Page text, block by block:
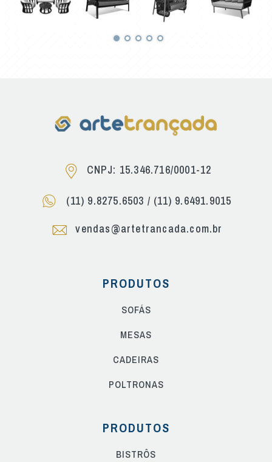
CNPJ: 15.346.716/0001-12
(11) 9.8275.6503 / (11) 9.6491.9015
vendas@artetrancada.com.br
PRODUTOS
SOFÁS
MESAS
CADEIRAS
POLTRONAS
PRODUTOS
BISTRÔS